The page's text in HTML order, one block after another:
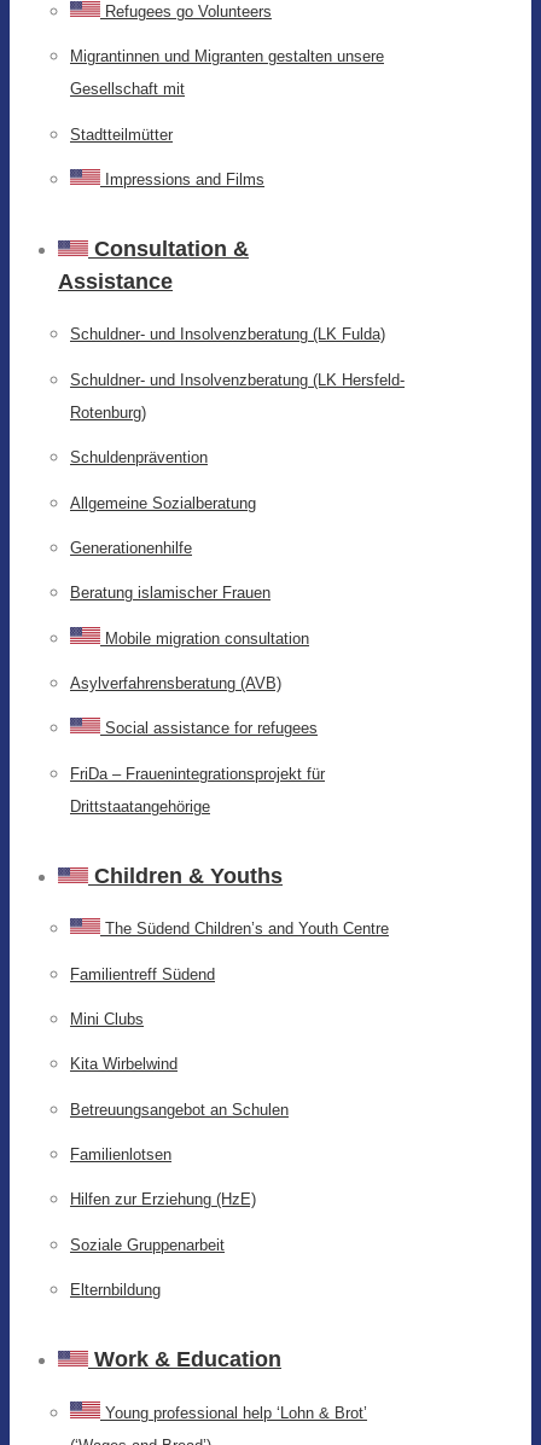
Refugees go Volunteers
Migrantinnen und Migranten gestalten unsere
Gesellschaft mit
Stadtteilmütter
Impressions and Films
Consultation &
Assistance
Schuldner- und Insolvenzberatung (LK Fulda)
Schuldner- und Insolvenzberatung (LK Hersfeld-
Rotenburg)
Schuldenprävention
Allgemeine Sozialberatung
Generationenhilfe
Beratung islamischer Frauen
Mobile migration consultation
Asylverfahrensberatung (AVB)
Social assistance for refugees
FriDa – Frauenintegrationsprojekt für
Drittstaatangehörige
Children & Youths
The Südend Children’s and Youth Centre
Familientreff Südend
Mini Clubs
Kita Wirbelwind
Betreuungsangebot an Schulen
Familienlotsen
Hilfen zur Erziehung (HzE)
Soziale Gruppenarbeit
Elternbildung
Work & Education
Young professional help ‘Lohn & Brot’